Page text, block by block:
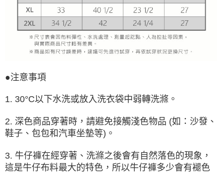
●注意事項
1. 30°C以下水洗或放入洗衣袋中弱轉洗滌。
2. 深色商品穿著時，請避免接觸淺色物品 (如：沙發、
鞋子、包包和汽車坐墊等)。
3. 牛仔褲在經穿著、洗滌之後會有自然落色的現象，
這是牛仔布料最大的特色，所以牛仔褲多少會有褪色